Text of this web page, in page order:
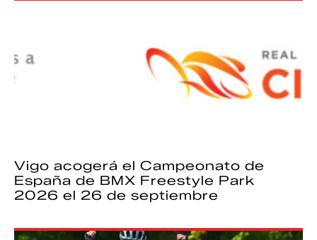
Vigo acogerá el Campeonato de
España de BMX Freestyle Park
2026 el 26 de septiembre